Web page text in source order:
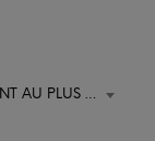
TRI DU PLUS RÉCENT AU PLUS ANCIEN